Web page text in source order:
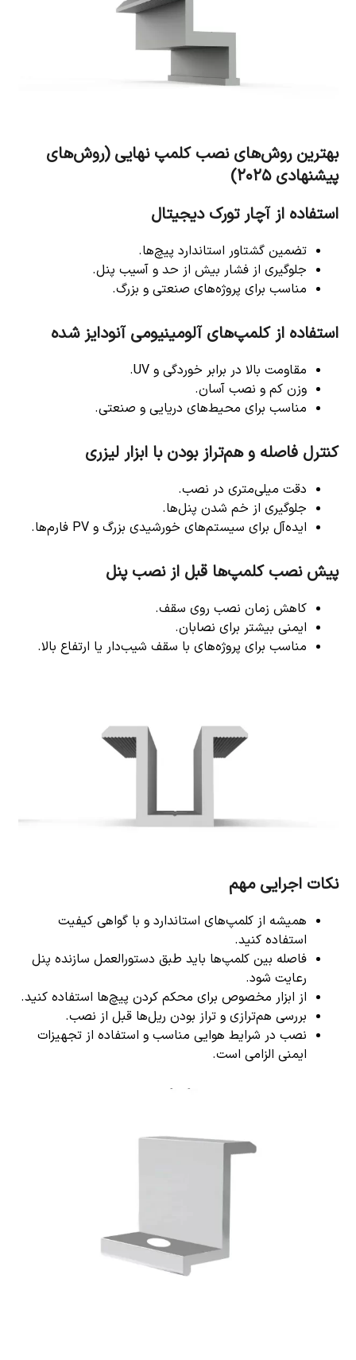
بهترین روش‌های نصب کلمپ نهایی (روش‌های
پیشنهادی ۲۰۲۵)
استفاده از آچار تورک دیجیتال
تضمین گشتاور استاندارد پیچ‌ها.
جلوگیری از فشار بیش از حد و آسیب پنل.
مناسب برای پروژه‌های صنعتی و بزرگ.
استفاده از کلمپ‌های آلومینیومی آنودایز شده
مقاومت بالا در برابر خوردگی و UV.
وزن کم و نصب آسان.
مناسب برای محیط‌های دریایی و صنعتی.
کنترل فاصله و هم‌تراز بودن با ابزار لیزری
دقت میلی‌متری در نصب.
جلوگیری از خم شدن پنل‌ها.
ایده‌آل برای سیستم‌های خورشیدی بزرگ و PV فارم‌ها.
پیش نصب کلمپ‌ها قبل از نصب پنل
کاهش زمان نصب روی سقف.
ایمنی بیشتر برای نصابان.
مناسب برای پروژه‌های با سقف شیب‌دار یا ارتفاع بالا.
نکات اجرایی مهم
همیشه از کلمپ‌های استاندارد و با گواهی کیفیت
استفاده کنید.
فاصله بین کلمپ‌ها باید طبق دستورالعمل سازنده پنل
رعایت شود.
از ابزار مخصوص برای محکم کردن پیچ‌ها استفاده کنید.
بررسی هم‌ترازی و تراز بودن ریل‌ها قبل از نصب.
نصب در شرایط هوایی مناسب و استفاده از تجهیزات
ایمنی الزامی است.